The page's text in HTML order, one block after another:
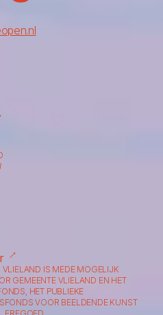
⟶
VLIELAND IS MEDE MOGELIJK
GEMEENTE VLIELAND EN HET
HET PUBLIEKE
VOOR BEELDENDE KUNST